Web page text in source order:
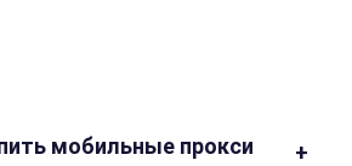
мобильные прокси